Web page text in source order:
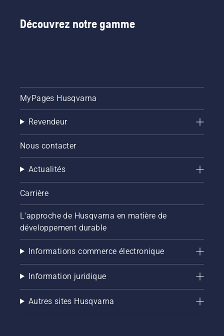
Découvrez notre gamme
MyPages Husqvarna
Revendeur
Nous contacter
Actualités
Carrière
L'approche de Husqvarna en matière de
développement durable
Informations commerce électronique
Information juridique
Autres sites Husqvarna